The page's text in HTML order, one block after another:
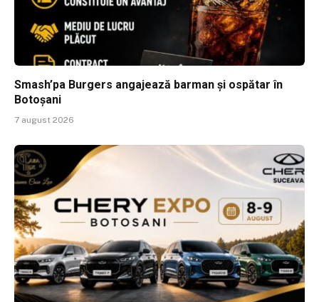
Smash’pa Burgers angajează barman și ospătar în
Botoșani
7 august 2026